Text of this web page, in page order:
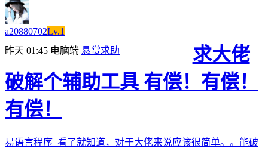
a20880702Lv.1
昨天 01:45 电脑端 悬赏求助
求大佬
破解个辅助工具 有偿！有偿！
有偿！
易语言程序 看了就知道，对于大佬来说应该很简单。。能破